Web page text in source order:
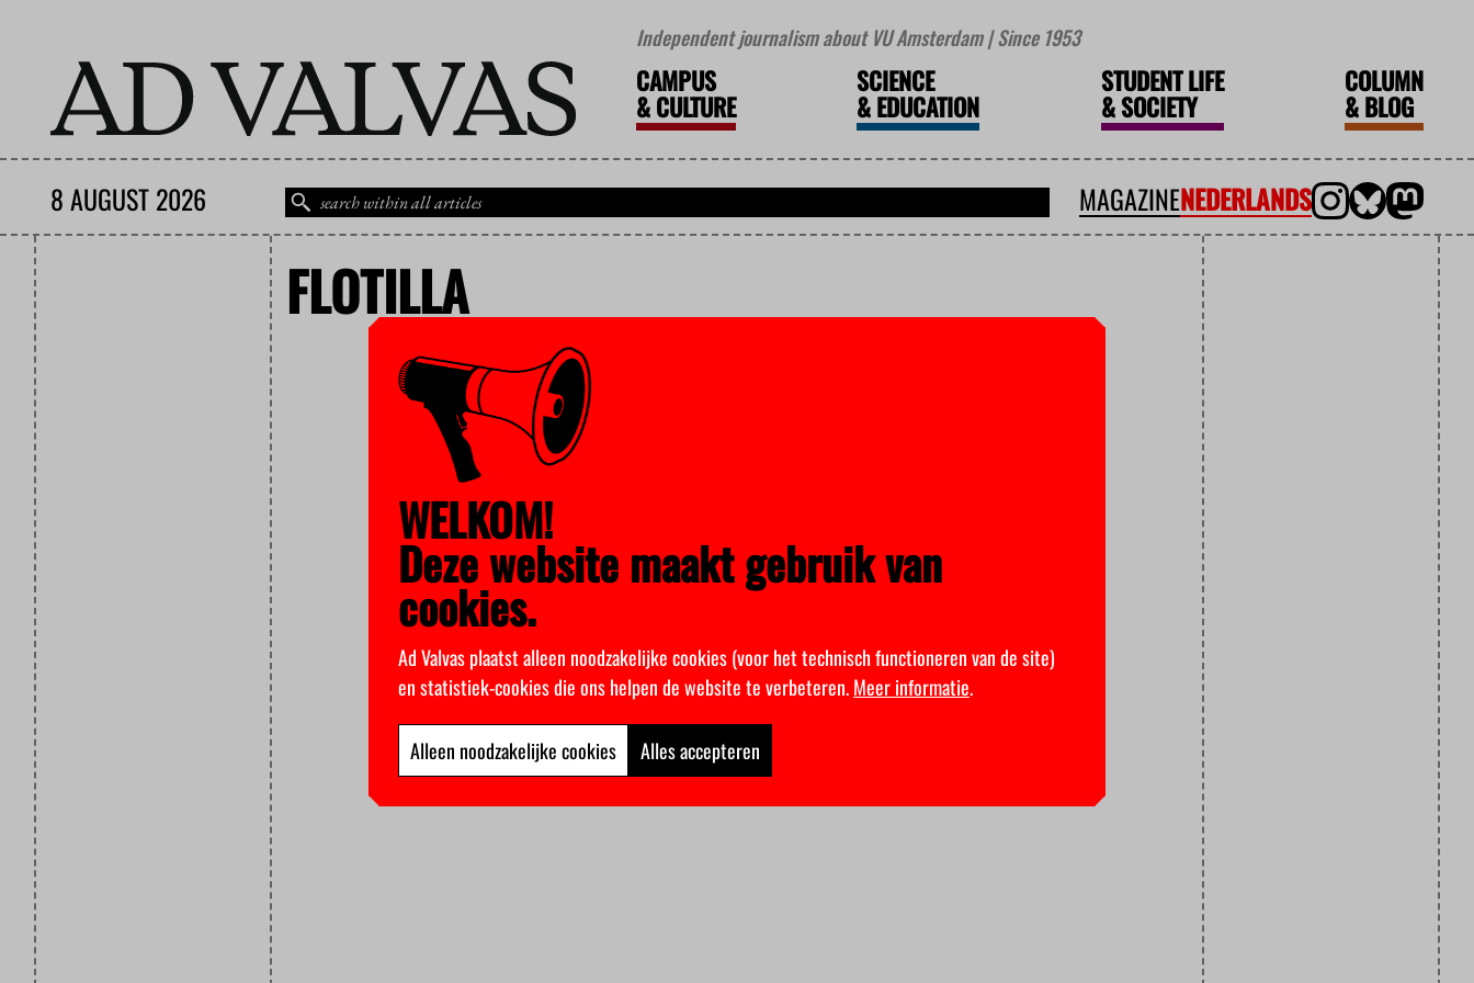
Independent journalism about VU Amsterdam | Since 1953
CAMPUS
&CULTURE
SCIENCE
&EDUCATION
STUDENT LIFE
&SOCIETY
COLUMN
&BLOG
8 AUGUST 2026 MAGAZINENEDERLANDS
FLOTILLA
WELKOM!
Deze website maakt gebruik van
cookies.
Ad Valvas plaatst alleen noodzakelijke cookies (voor het technisch functioneren van de site)
en statistiek-cookies die ons helpen de website te verbeteren.Meer informatie.
Alleen noodzakelijke cookies Alles accepteren